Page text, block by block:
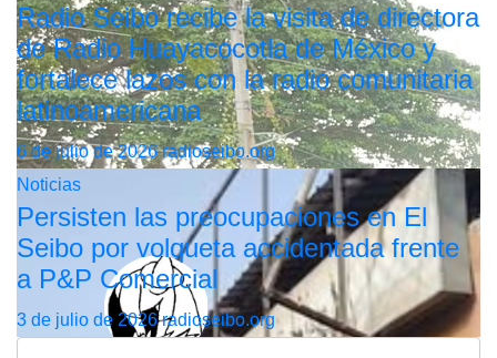
Radio Seibo recibe la visita de directora
de Radio Huayacocotla de México y
fortalece lazos con la radio comunitaria
latinoamericana
6 de julio de 2026radioseibo.org
Noticias
Persisten las preocupaciones en El
Seibo por volqueta accidentada frente
a P&P Comercial
3 de julio de 2026radioseibo.org